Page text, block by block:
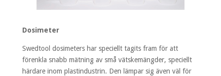
Dosimeter
Swedtool dosimeters har speciellt tagits fram för att
förenkla snabb mätning av små vätskemängder, speciellt
härdare inom plastindustrin. Den lämpar sig även väl för